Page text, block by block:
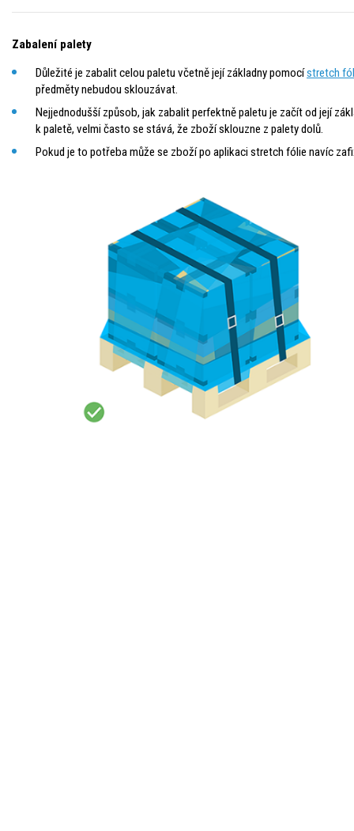
Zabalení palety
Důležité je zabalit celou paletu včetně její základny pomocístretch
předměty nebudou sklouzávat.
Nejjednodušší způsob, jak zabalit perfektně paletu je začít od její
k paletě, velmi často se stává, že zboží sklouzne z palety dolů.
Pokud je to potřeba může se zboží po aplikaci stretch fólie navíc